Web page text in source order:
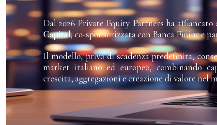
Dal 2026 Private Equity Partners ha
Capital, co-sponsorizzata con Banca Finint e
Il modello, privo di scadenza predefinita,
market italiano ed europeo, combinando
crescita, aggregazioni e creazione di valore nel